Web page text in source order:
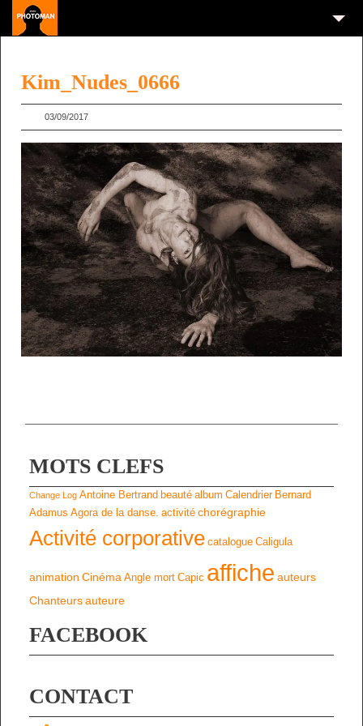
Kim_Nudes_0666
03/09/2017
MOTS CLEFS
Change Log Antoine Bertrand beauté album Calendrier Bernard
Adamus Agora de la danse. activité chorégraphie
Activité corporative catalogue Caligula
animation Cinéma Angle mort Capic affiche auteurs
Chanteursauteure
FACEBOOK
CONTACT